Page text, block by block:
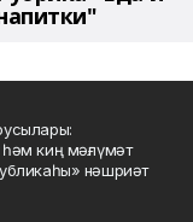
киң мәғлүмәт
нәшриәт